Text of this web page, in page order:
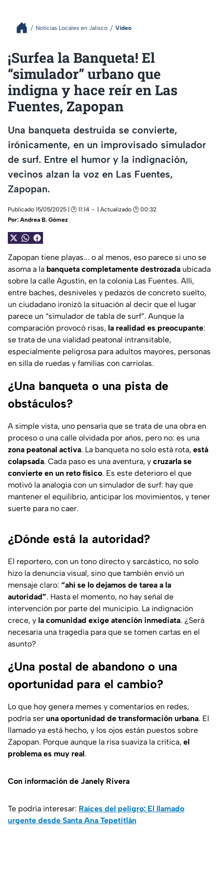
Noticias Locales en Jalisco Video
¡Surfea la Banqueta! El
“simulador” urbano que
indigna y hace reír en Las
Fuentes, Zapopan
Una banqueta destruida se convierte,
irónicamente, en un improvisado simulador
de surf. Entre el humor y la indignación,
vecinos alzan la voz en Las Fuentes,
Zapopan.
Publicado 15/05/2025 | 🕑 11:14
| Actualizado 🕑 00:32
Por: Andrea B. Gómez
Zapopan tiene playas... o al menos, eso parece si uno se
asoma a la banqueta completamente destrozada ubicada
sobre la calle Agustín, en la colonia Las Fuentes. Allí,
entre baches, desniveles y pedazos de concreto suelto,
un ciudadano ironizó la situación al decir que el lugar
parece un “simulador de tabla de surf”. Aunque la
comparación provocó risas, la realidad es preocupante:
se trata de una vialidad peatonal intransitable,
especialmente peligrosa para adultos mayores, personas
en silla de ruedas y familias con carriolas.
¿Una banqueta o una pista de
obstáculos?
A simple vista, uno pensaría que se trata de una obra en
proceso o una calle olvidada por años, pero no: es una
zona peatonal activa. La banqueta no solo está rota, está
colapsada. Cada paso es una aventura, y cruzarla se
convierte en un reto físico. Es este deterioro el que
motivó la analogía con un simulador de surf: hay que
mantener el equilibrio, anticipar los movimientos, y tener
suerte para no caer.
¿Dónde está la autoridad?
El reportero, con un tono directo y sarcástico, no solo
hizo la denuncia visual, sino que también envió un
mensaje claro: “ahí se lo dejamos de tarea a la
autoridad”. Hasta el momento, no hay señal de
intervención por parte del municipio. La indignación
crece, y la comunidad exige atención inmediata. ¿Será
necesaria una tragedia para que se tomen cartas en el
asunto?
¿Una postal de abandono o una
oportunidad para el cambio?
Lo que hoy genera memes y comentarios en redes,
podría ser una oportunidad de transformación urbana. El
llamado ya está hecho, y los ojos están puestos sobre
Zapopan. Porque aunque la risa suaviza la crítica, el
problema es muy real.
Con información de Janely Rivera
Te podría interesar: Raíces del peligro: El llamado
urgente desde Santa Ana Tepetitlán